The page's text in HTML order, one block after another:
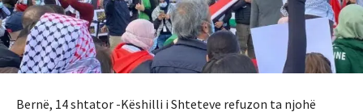
Bernë, 14 shtator -Këshilli i Shteteve refuzon ta njohë